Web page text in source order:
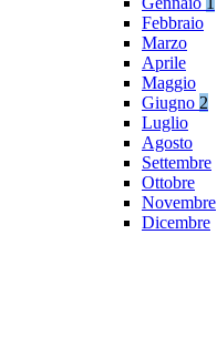
Febbraio
Marzo
Aprile
Maggio
Giugno 2
Luglio
Agosto
Settembre
Ottobre
Novembre
Dicembre